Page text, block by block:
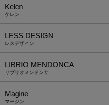
Kelen
ケレン
LESS DESIGN
レスデザイン
LIBRIO MENDONCA
リブリオメンドンサ
Magine
マージン